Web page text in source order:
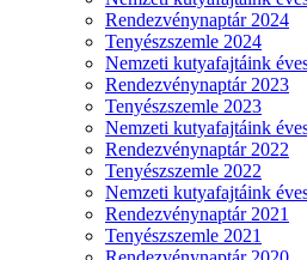
Rendezvénynaptár 2024
Tenyészszemle 2024
Nemzeti kutyafajtáink
Rendezvénynaptár 2023
Tenyészszemle 2023
Nemzeti kutyafajtáink
Rendezvénynaptár 2022
Tenyészszemle 2022
Nemzeti kutyafajtáink
Rendezvénynaptár 2021
Tenyészszemle 2021